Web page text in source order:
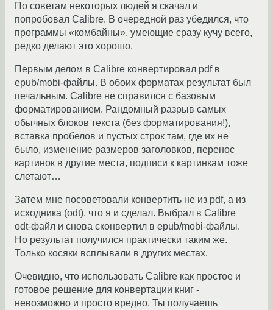
По советам некоторых людей я скачал и
попробовал Calibre. В очередной раз убедился, что
программы «комбайны», умеющие сразу кучу всего,
редко делают это хорошо.
Первым делом в Calibre конвертировал pdf в
epub/mobi-файлы. В обоих форматах результат был
печальным. Calibre не справился с базовым
форматированием. Рандомный разрыв самых
обычных блоков текста (без форматирования!),
вставка пробелов и пустых строк там, где их не
было, изменение размеров заголовков, перенос
картинок в другие места, подписи к картинкам тоже
слетают…
Затем мне посоветовали конвертить не из pdf, а из
исходника (odt), что я и сделал. Выбрал в Calibre
odt-файл и снова сконвертил в epub/mobi-файлы.
Но результат получился практически таким же.
Только косяки всплывали в других местах.
Очевидно, что использовать Calibre как простое и
готовое решение для конвертации книг -
невозможно и просто вредно. Ты получаешь